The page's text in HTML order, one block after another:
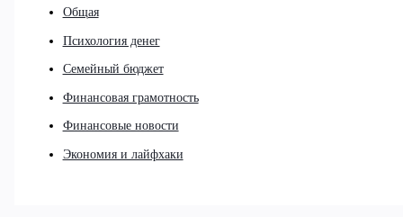
Общая
Психология денег
Семейный бюджет
Финансовая грамотность
Финансовые новости
Экономия и лайфхаки